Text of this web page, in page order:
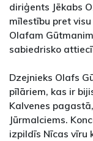
diriģents Jēkabs
mīlestību pret
Olafam
sabiedrisko
Dzejnieks Olafs
pīlāriem, kas ir
Kalvenes
Jūrmalciems.
izpildīs Nīcas vīru